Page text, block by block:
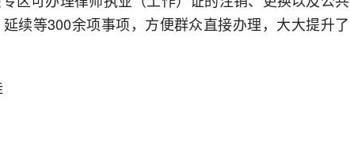
续等300余项事项，方便群众直接办理，大大提升了